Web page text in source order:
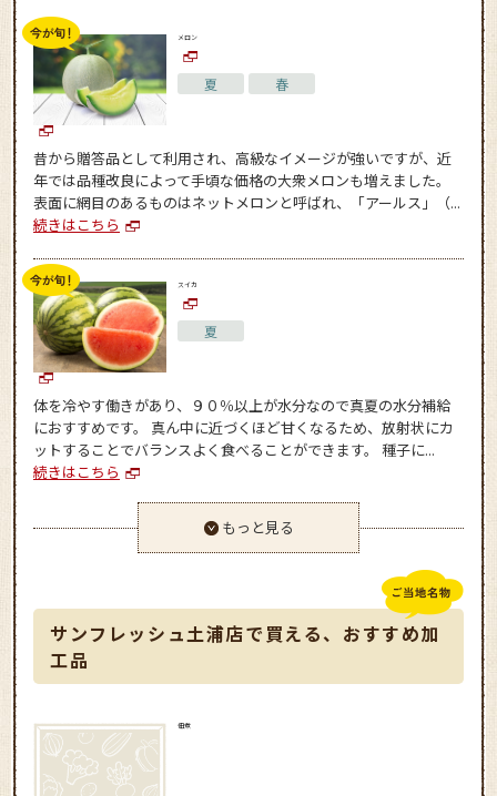
メロン
夏 春
昔から贈答品として利用され、高級なイメージが強いですが、近
年では品種改良によって手頃な価格の大衆メロンも増えました。
表面に網目のあるものはネットメロンと呼ばれ、「アールス」（...
続きはこちら
スイカ
夏
体を冷やす働きがあり、９０％以上が水分なので真夏の水分補給
におすすめです。 真ん中に近づくほど甘くなるため、放射状にカ
ットすることでバランスよく食べることができます。 種子に...
続きはこちら
もっと見る
サンフレッシュ土浦店で買える、おすすめ加
工品
佃煮